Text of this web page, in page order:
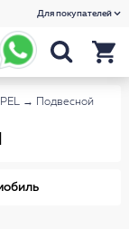
Для покупателей
→
Подвесной